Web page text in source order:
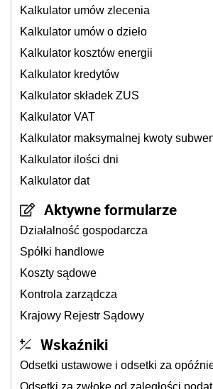
Kalkulator umów zlecenia
Kalkulator umów o dzieło
Kalkulator kosztów energii
Kalkulator kredytów
Kalkulator składek ZUS
Kalkulator VAT
Kalkulator maksymalnej kwoty
Kalkulator ilości dni
Kalkulator dat
Aktywne formularze
Działalność gospodarcza
Spółki handlowe
Koszty sądowe
Kontrola zarządcza
Krajowy Rejestr Sądowy
Wskaźniki
Odsetki ustawowe i odsetki za
Odsetki za zwłokę od zaległości